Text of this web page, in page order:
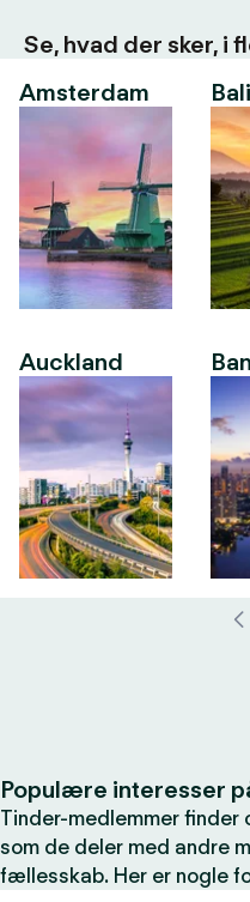
Se, hvad der sker, i
Amsterdam
Auckland
Bali
Populære interesser
Tinder-medlemmer
som de deler med andre
fællesskab. Her er nogle